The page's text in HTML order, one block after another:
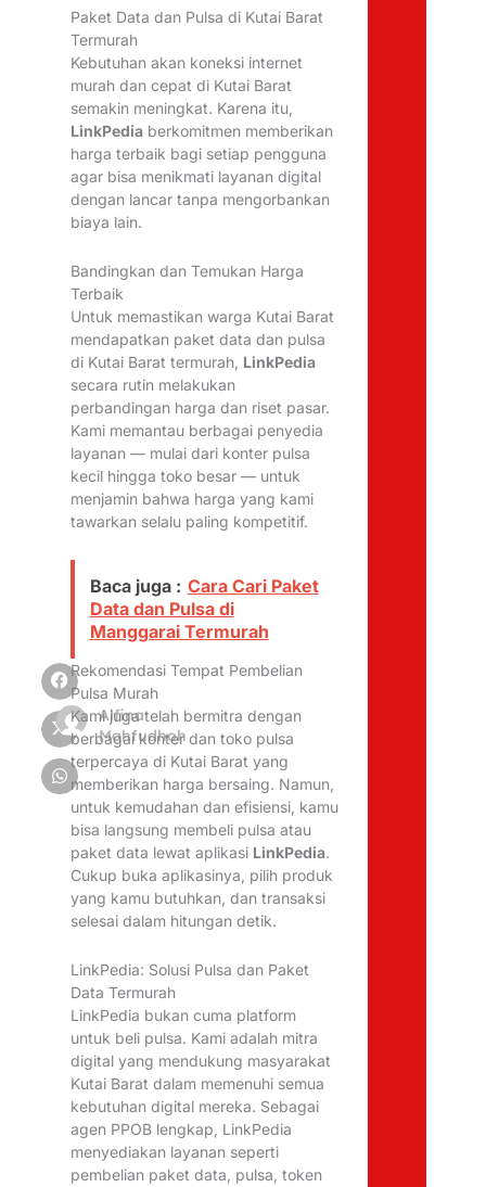
Alfina
Mahfudhoh
Paket Data dan Pulsa di Kutai Barat
Termurah
Kebutuhan akan koneksi internet
murah dan cepat di Kutai Barat
semakin meningkat. Karena itu,
LinkPediaberkomitmen memberikan
harga terbaik bagi setiap pengguna
agar bisa menikmati layanan digital
dengan lancar tanpa mengorbankan
biaya lain.
Bandingkan dan Temukan Harga
Terbaik
Untuk memastikan warga Kutai Barat
mendapatkan paket data dan pulsa
di Kutai Barat termurah, LinkPedia
secara rutin melakukan
perbandingan harga dan riset pasar.
Kami memantau berbagai penyedia
layanan — mulai dari konter pulsa
kecil hingga toko besar — untuk
menjamin bahwa harga yang kami
tawarkan selalu paling kompetitif.
Baca juga : Cara Cari Paket
Data dan Pulsa di
Manggarai Termurah
Rekomendasi Tempat Pembelian
Pulsa Murah
Kami juga telah bermitra dengan
berbagai konter dan toko pulsa
terpercaya di Kutai Barat yang
memberikan harga bersaing. Namun,
untuk kemudahan dan efisiensi, kamu
bisa langsung membeli pulsa atau
paket data lewat aplikasi LinkPedia.
Cukup buka aplikasinya, pilih produk
yang kamu butuhkan, dan transaksi
selesai dalam hitungan detik.
LinkPedia: Solusi Pulsa dan Paket
Data Termurah
LinkPedia bukan cuma platform
untuk beli pulsa. Kami adalah mitra
digital yang mendukung masyarakat
Kutai Barat dalam memenuhi semua
kebutuhan digital mereka. Sebagai
agen PPOB lengkap, LinkPedia
menyediakan layanan seperti
pembelian paket data, pulsa, token